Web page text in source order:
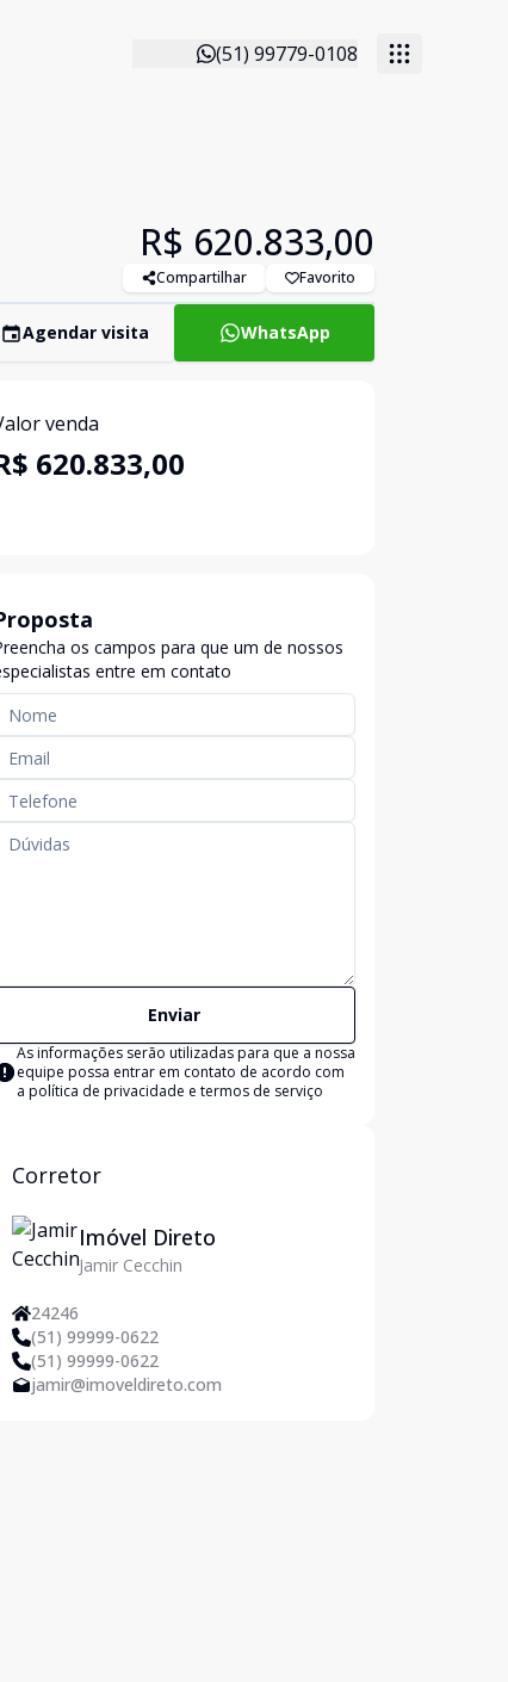
(51) 99779-0108
R$ 620.833,00
Compartilhar Favorito
Agendar visita WhatsApp
venda
620.833,00
os campos para que um de nossos
entre em contato
Enviar
As informações serão utilizadas para que a nossa
equipe possa entrar em contato de acordo com
a política de privacidade e termos de serviço
Corretor
Imóvel Direto
Jamir Cecchin
24246
(51) 99999-0622
(51) 99999-0622
jamir@imoveldireto.com